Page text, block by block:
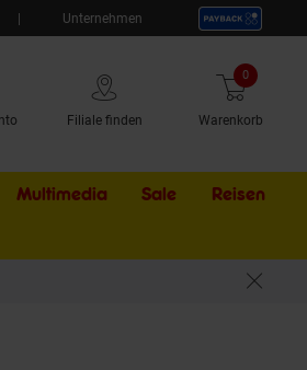
Unternehmen
Filiale finden Warenkorb
0 Artikel
Multimedia Sale Externer
Reisen